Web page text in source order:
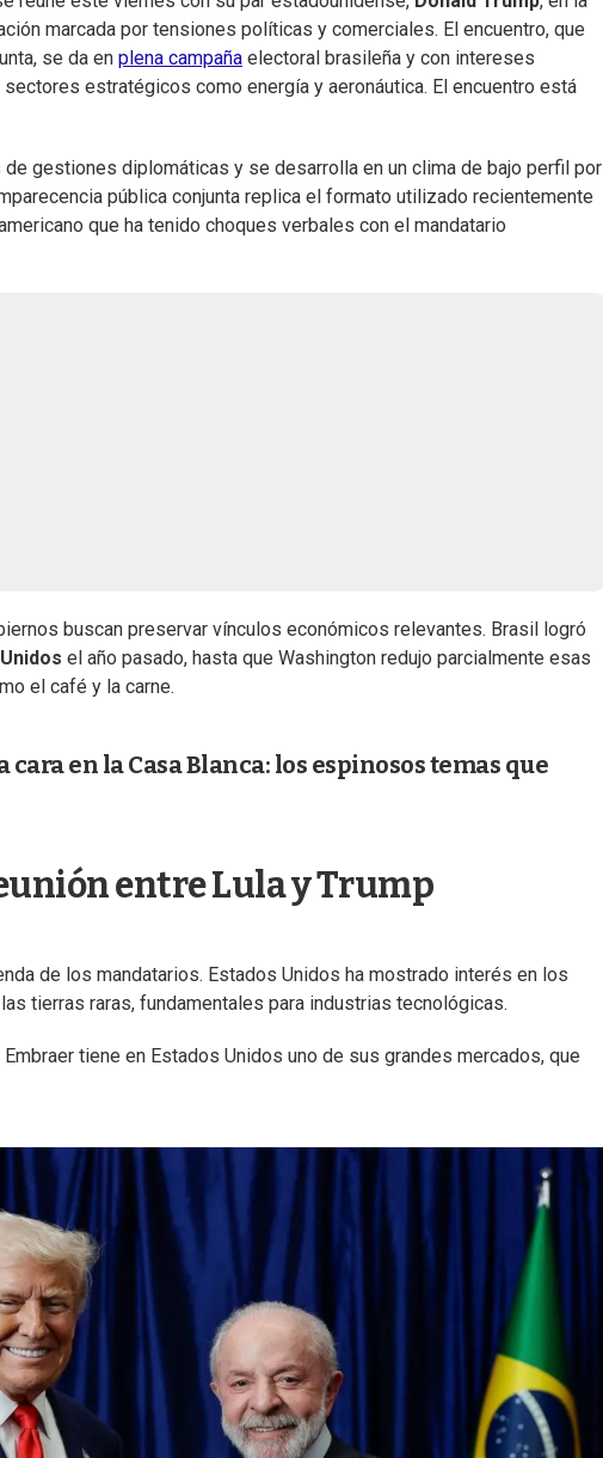
marcada por tensiones políticas y comerciales. El encuentro, que
se da en plena campaña electoral brasileña y con intereses
estratégicos como energía y aeronáutica. El encuentro está
gestiones diplomáticas y se desarrolla en un clima de bajo perfil por
pública conjunta replica el formato utilizado recientemente
que ha tenido choques verbales con el mandatario
buscan preservar vínculos económicos relevantes. Brasil logró
el año pasado, hasta que Washington redujo parcialmente esas
el café y la carne.
cara en la Casa Blanca: los espinosos temas que
entre Lula y Trump
de los mandatarios. Estados Unidos ha mostrado interés en los
tierras raras, fundamentales para industrias tecnológicas.
tiene en Estados Unidos uno de sus grandes mercados, que